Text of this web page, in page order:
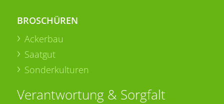
BROSCHÜREN
Ackerbau
Saatgut
Sonderkulturen
Verantwortung & Sorgfalt